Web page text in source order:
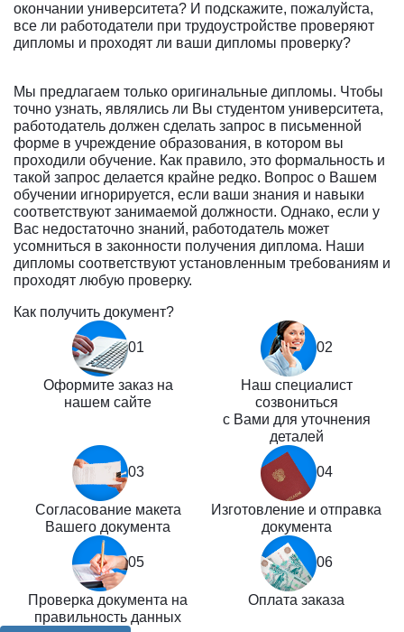
окончании университета? И подскажите, пожалуйста,
все ли работодатели при трудоустройстве проверяют
дипломы и проходят ли ваши дипломы проверку?
Мы предлагаем только оригинальные дипломы. Чтобы
точно узнать, являлись ли Вы студентом университета,
работодатель должен сделать запрос в письменной
форме в учреждение образования, в котором вы
проходили обучение. Как правило, это формальность и
такой запрос делается крайне редко. Вопрос о Вашем
обучении игнорируется, если ваши знания и навыки
соответствуют занимаемой должности. Однако, если у
Вас недостаточно знаний, работодатель может
усомниться в законности получения диплома. Наши
дипломы соответствуют установленным требованиям и
проходят любую проверку.
Как получить документ?
01
Оформите заказ на
нашем сайте
02
Наш специалист
созвониться
с Вами для уточнения
деталей
03
Согласование макета
Вашего документа
04
Изготовление и отправка
документа
05
Проверка документа на
правильность данных
06
Оплата заказа